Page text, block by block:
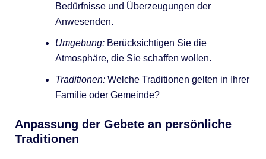
Bedürfnisse und Überzeugungen der
Anwesenden.
Umgebung:Berücksichtigen Sie die
Atmosphäre, die Sie schaffen wollen.
Traditionen:Welche Traditionen gelten in Ihrer
Familie oder Gemeinde?
Anpassung der Gebete an persönliche
Traditionen